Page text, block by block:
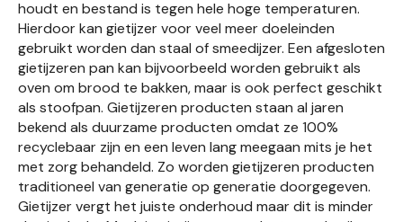
houdt en bestand is tegen hele hoge temperaturen.
Hierdoor kan gietijzer voor veel meer doeleinden
gebruikt worden dan staal of smeedijzer. Een afgesloten
gietijzeren pan kan bijvoorbeeld worden gebruikt als
oven om brood te bakken, maar is ook perfect geschikt
als stoofpan. Gietijzeren producten staan al jaren
bekend als duurzame producten omdat ze 100%
recyclebaar zijn en een leven lang meegaan mits je het
met zorg behandeld. Zo worden gietijzeren producten
traditioneel van generatie op generatie doorgegeven.
Gietijzer vergt het juiste onderhoud maar dit is minder